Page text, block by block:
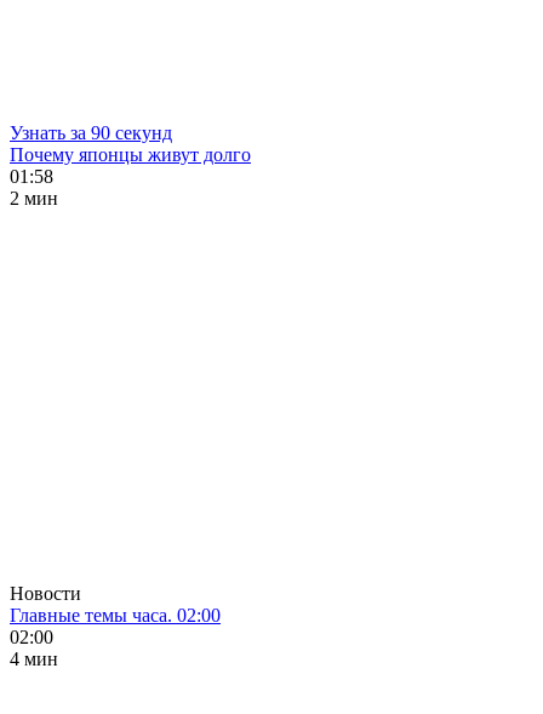
Узнать за 90 секунд
Почему японцы живут долго
01:58
2 мин
Новости
Главные темы часа. 02:00
02:00
4 мин